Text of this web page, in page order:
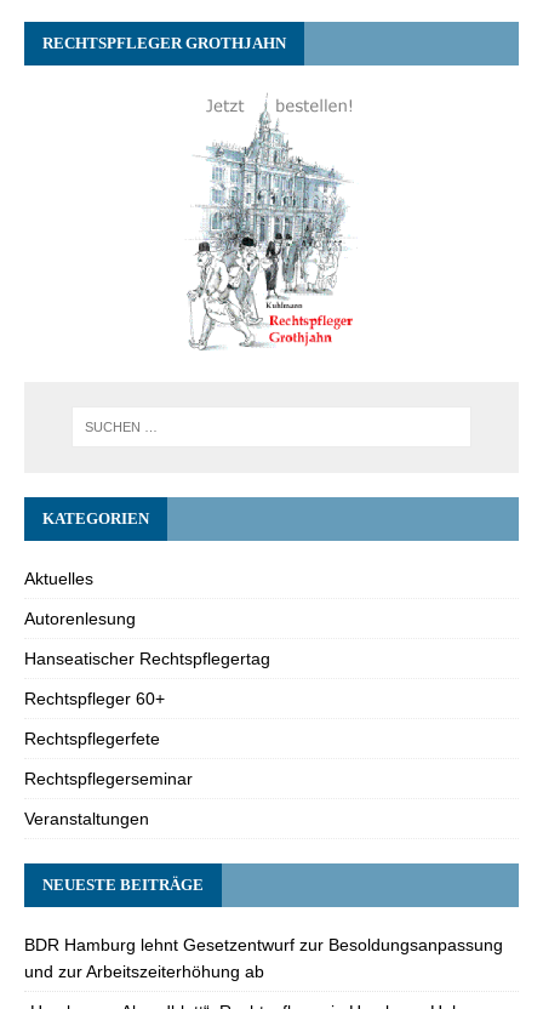
RECHTSPFLEGER GROTHJAHN
KATEGORIEN
Aktuelles
Autorenlesung
Hanseatischer Rechtspflegertag
Rechtspfleger 60+
Rechtspflegerfete
Rechtspflegerseminar
Veranstaltungen
NEUESTE BEITRÄGE
BDR Hamburg lehnt Gesetzentwurf zur Besoldungsanpassung
und zur Arbeitszeiterhöhung ab